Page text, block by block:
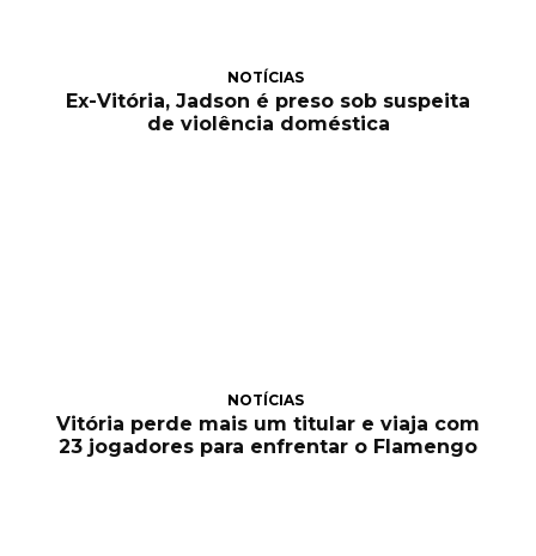
NOTÍCIAS
Ex-Vitória, Jadson é preso sob suspeita
de violência doméstica
NOTÍCIAS
Vitória perde mais um titular e viaja com
23 jogadores para enfrentar o Flamengo